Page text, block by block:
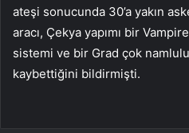
ateşi sonucunda 30’a yakın
aracı, Çekya yapımı bir
sistemi ve bir Grad çok
kaybettiğini bildirmişti.